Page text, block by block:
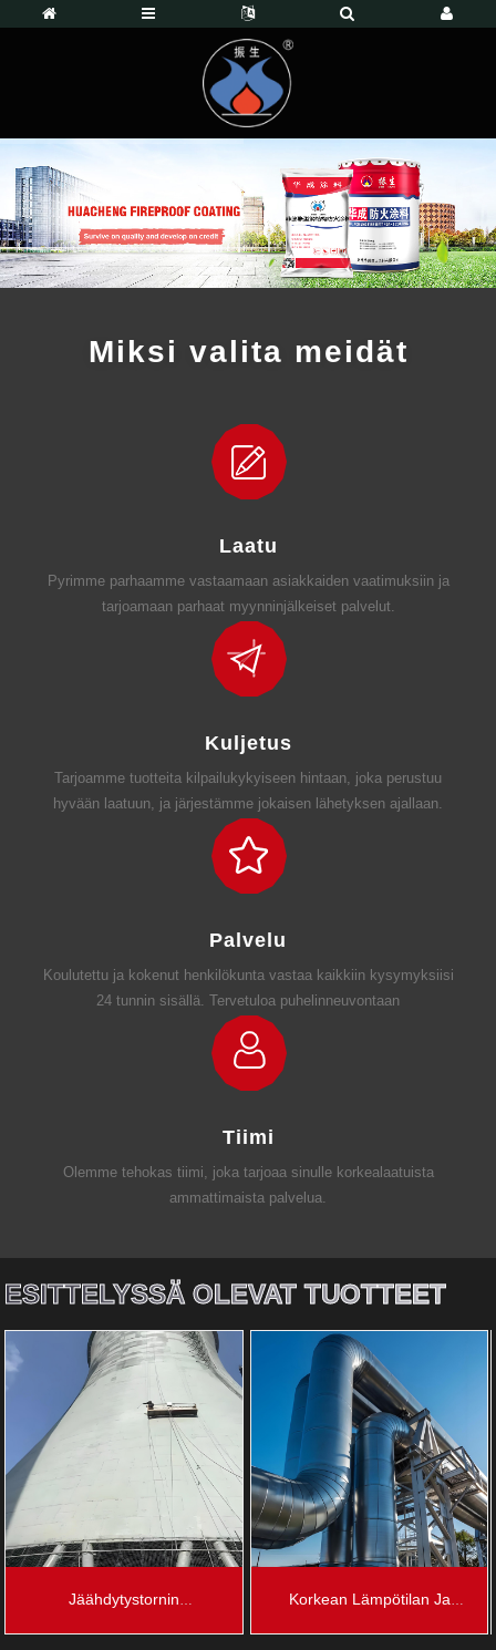
Miksi valita meidät
Laatu
Pyrimme parhaamme vastaamaan asiakkaiden vaatimuksiin ja
tarjoamaan parhaat myynninjälkeiset palvelut.
Kuljetus
Tarjoamme tuotteita kilpailukykyiseen hintaan, joka perustuu
hyvään laatuun, ja järjestämme jokaisen lähetyksen ajallaan.
Palvelu
Koulutettu ja kokenut henkilökunta vastaa kaikkiin kysymyksiisi
24 tunnin sisällä. Tervetuloa puhelinneuvontaan
Tiimi
Olemme tehokas tiimi, joka tarjoaa sinulle korkealaatuista
ammattimaista palvelua.
ESITTELYSSÄ OLEVAT TUOTTEET
Jäähdytystornin Korkean Lämpötilan Ja